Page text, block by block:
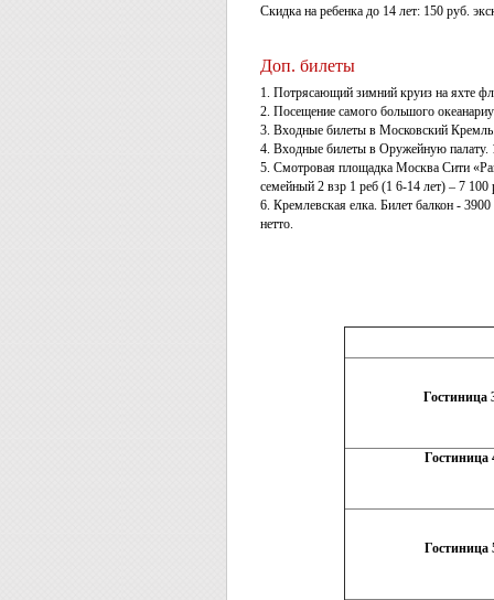
Скидка на ребенка до 14 лет: 150 руб.
Доп. билеты
1. Потрясающий зимний круиз на яхте
2. Посещение самого большого
3. Входные билеты в Московский
4. Входные билеты в Оружейную палату.
5. Смотровая площадка Москва Сити
семейный 2 взр 1 реб (1 6-14 лет) – 7 100
6. Кремлевская елка. Билет балкон -
нетто.
Гостиница
Гостиница
Гостиница